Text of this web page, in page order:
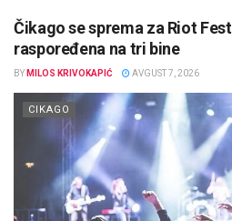
Čikago se sprema za Riot
raspoređena na tri bine
BY MILOS KRIVOKAPIĆ AVGUST 7, 2026
CIKAGO